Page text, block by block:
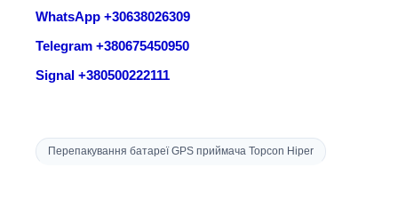
WhatsApp +30638026309
Telegram +380675450950
Signal +380500222111
Перепакування батареї GPS приймача Topcon Hiper